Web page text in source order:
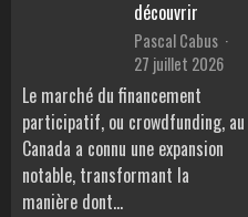
découvrir
Pascal Cabus
27 juillet 2026
Le marché du financement
participatif, ou crowdfunding, au
Canada a connu une expansion
notable, transformant la
manière dont…